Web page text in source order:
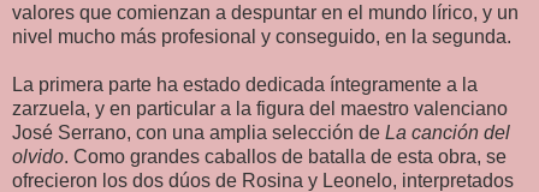
valores que comienzan a despuntar en el mundo lírico, y un
nivel mucho más profesional y conseguido, en la segunda.
La primera parte ha estado dedicada íntegramente a la
zarzuela, y en particular a la figura del maestro valenciano
José Serrano, con una amplia selección de La canción del
olvido. Como grandes caballos de batalla de esta obra, se
ofrecieron los dos dúos de Rosina y Leonelo, interpretados